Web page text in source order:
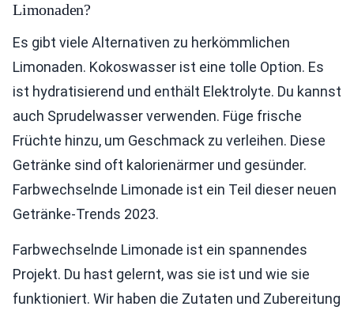
Limonaden?
Es gibt viele Alternativen zu herkömmlichen
Limonaden. Kokoswasser ist eine tolle Option. Es
ist hydratisierend und enthält Elektrolyte. Du kannst
auch Sprudelwasser verwenden. Füge frische
Früchte hinzu, um Geschmack zu verleihen. Diese
Getränke sind oft kalorienärmer und gesünder.
Farbwechselnde Limonade ist ein Teil dieser neuen
Getränke-Trends 2023.
Farbwechselnde Limonade ist ein spannendes
Projekt. Du hast gelernt, was sie ist und wie sie
funktioniert. Wir haben die Zutaten und Zubereitung